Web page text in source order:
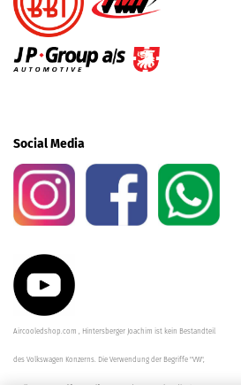
Social Media
Aircooledshop.com , Hintersberger Joachim ist kein Bestandteil
des Volkswagen Konzerns. Die Verwendung der Begriffe "VW",